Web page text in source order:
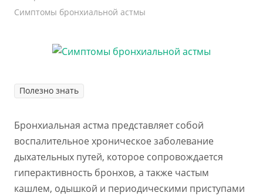
Симптомы бронхиальной астмы
Полезно знать
Бронхиальная астма представляет собой
воспалительное хроническое заболевание
дыхательных путей, которое сопровождается
гиперактивность бронхов, а также частым
кашлем, одышкой и периодическими приступами